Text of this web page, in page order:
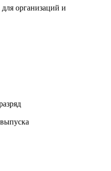
организаций и